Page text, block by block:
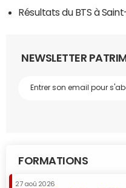
Résultats du BTS à
NEWSLETTER
FORMATIONS
27 aoû 2026